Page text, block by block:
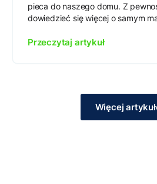
pieca do naszego domu. Z
dowiedzieć się więcej o samym
Przeczytaj artykuł
Więcej